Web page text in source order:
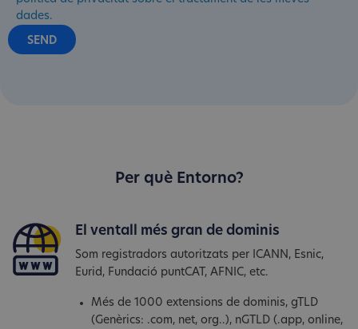
dades.
Per què Entorno?
El ventall més gran de dominis
Som registradors autoritzats per ICANN, Esnic,
Eurid, Fundació puntCAT, AFNIC, etc.
Més de 1000 extensions de dominis, gTLD
(Genèrics: .com, net, org..), nGTLD (.app, online,